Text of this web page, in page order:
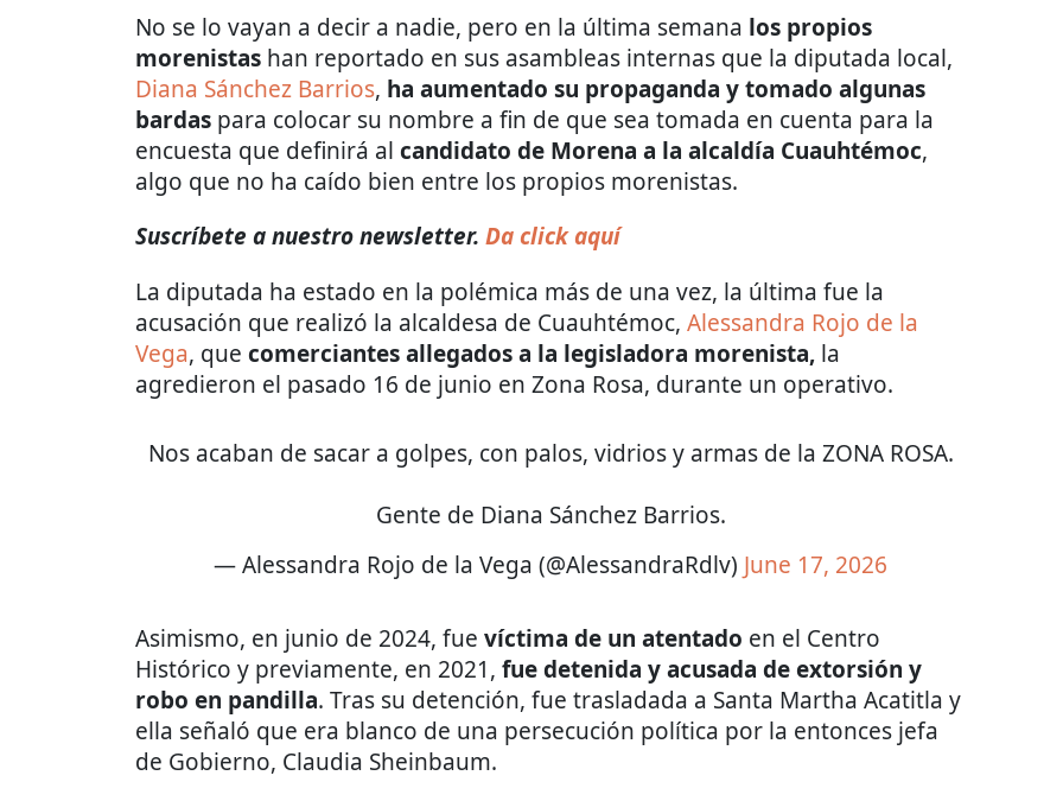
No se lo vayan a decir a nadie, pero en la última semana los propios
morenistas han reportado en sus asambleas internas que la diputada local,
Diana Sánchez Barrios, ha aumentado su propaganda y tomado algunas
bardas para colocar su nombre a fin de que sea tomada en cuenta para la
encuesta que definirá al candidato de Morena a la alcaldía Cuauhtémoc,
algo que no ha caído bien entre los propios morenistas.
Suscríbete a nuestro newsletter. Da click aquí
La diputada ha estado en la polémica más de una vez, la última fue la
acusación que realizó la alcaldesa de Cuauhtémoc, Alessandra Rojo de la
Vega, que comerciantes allegados a la legisladora morenista, la
agredieron el pasado 16 de junio en Zona Rosa, durante un operativo.
Nos acaban de sacar a golpes, con palos, vidrios y armas de la ZONA ROSA.
Gente de Diana Sánchez Barrios.
— Alessandra Rojo de la Vega (@AlessandraRdlv) June 17, 2026
Asimismo, en junio de 2024, fue víctima de un atentado en el Centro
Histórico y previamente, en 2021, fue detenida y acusada de extorsión y
robo en pandilla. Tras su detención, fue trasladada a Santa Martha Acatitla y
ella señaló que era blanco de una persecución política por la entonces jefa
de Gobierno, Claudia Sheinbaum.